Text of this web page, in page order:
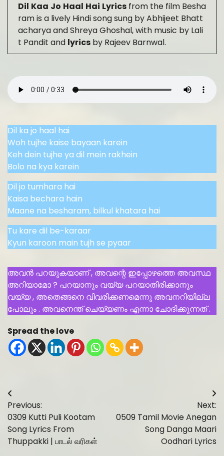
Dil Kaa Jo Haal Hai Lyrics from the film Besha
ram is a lively Hindi song sung by Abhijeet Bhatt
acharya and Shreya Ghoshal, with music by Lali
t Pandit and lyrics by Rajeev Barnwal.
Dil ka jo haal hai
Woh tujhe kaise bayaan karein
Keh dein tujhe ya dil mein rakhein
Bolo na kya karein
Dil jo tumhara hai
Kaisa bechara hain
Maane na besharam, bilkul khatara hai
Tu kare dil be-karaar
Kyun karoon main tujh se pyaar
അവൻ പറയുകയാണ് , അവന്റെ ഇപ്പോഴത്തെ അവസ്ഥ
അറിയാമോ ? പറയാനും വയ്യ പറയാതിരിക്കാനും
വയ്യ , അതെങ്ങനെ വിവരിക്കണമെന്നു അവനറിയില്ല
പോലും . അവനെന്ത് ചെയ്യണം എന്നാ ചോദിക്കുന്നത് .
Spread the love
Post
navigation
Previous:
0309 Kutti Puli Kootam
Song Lyrics From
Thuppakki | பாடல் வரிகள்
Next:
0509 Tamil Movie Anegan
Song Danga Maari
Oodhari Lyrics